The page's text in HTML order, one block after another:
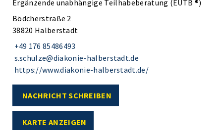
Ergänzende unabhängige Teilhabeberatung (EUTB ®)
Bödcherstraße 2
38820 Halberstadt
+49 176 85486493
s.schulze@diakonie-halberstadt.de
https://www.diakonie-halberstadt.de/
NACHRICHT SCHREIBEN
KARTE ANZEIGEN